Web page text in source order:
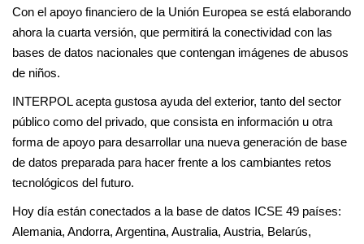
Con el apoyo financiero de la Unión Europea se está elaborando
ahora la cuarta versión, que permitirá la conectividad con las
bases de datos nacionales que contengan imágenes de abusos
de niños.
INTERPOL acepta gustosa ayuda del exterior, tanto del sector
público como del privado, que consista en información u otra
forma de apoyo para desarrollar una nueva generación de base
de datos preparada para hacer frente a los cambiantes retos
tecnológicos del futuro.
Hoy día están conectados a la base de datos ICSE 49 países:
Alemania, Andorra, Argentina, Australia, Austria, Belarús,